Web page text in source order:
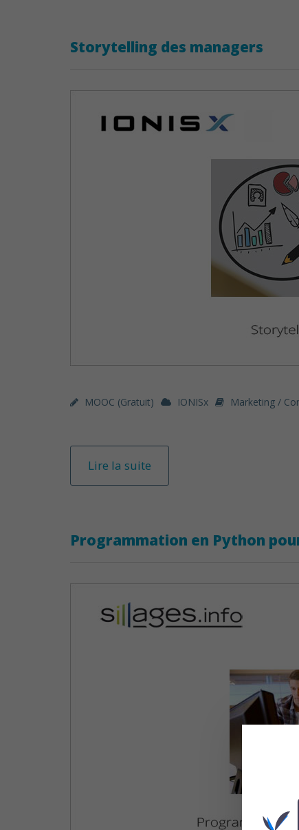
Storytelling des managers
MOOC (gratuit) IONISx Marketing /
Lire la suite
Programmation en Python